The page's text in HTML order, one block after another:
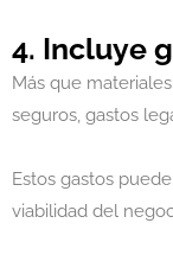
4. Incluye
Más que
seguros, gastos
Estos gastos
viabilidad del